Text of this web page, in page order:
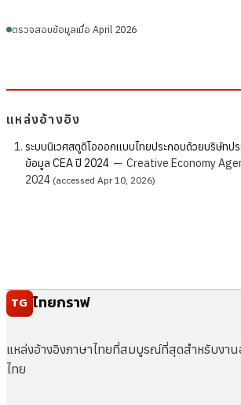
ตรวจสอบข้อมูลเมื่อ April 2026
แหล่งอ้างอิง
ระบบนิเวศสตูดิโอออกแบบไทยประกอบด้วยบริษัทป
ข้อมูล CEA ปี 2024 — Creative Economy
2024 (accessed Apr 10, 2026)
TG ไทยกราฟ
แหล่งอ้างอิงภาษาไทยที่สมบูรณ์ที่สุดสำหรับงา
ไทย